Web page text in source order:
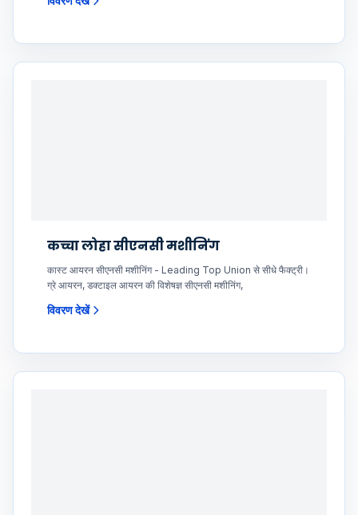
कच्चा लोहा सीएनसी मशीनिंग
कास्ट आयरन सीएनसी मशीनिंग - Leading Top Union से सीधे फैक्ट्री।
ग्रे आयरन, डक्टाइल आयरन की विशेषज्ञ सीएनसी मशीनिंग,
विवरण देखें